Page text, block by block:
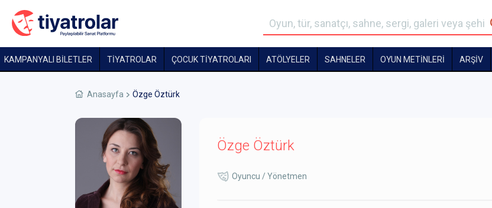
KAMPANYALI BİLETLER TİYATROLAR ÇOCUK TIYATROLARI ATÖLYELER SAHNELER OYUN METİNLERİ ARŞİV
Anasayfa Özge Öztürk
Özge Öztürk
Oyuncu / Yönetmen